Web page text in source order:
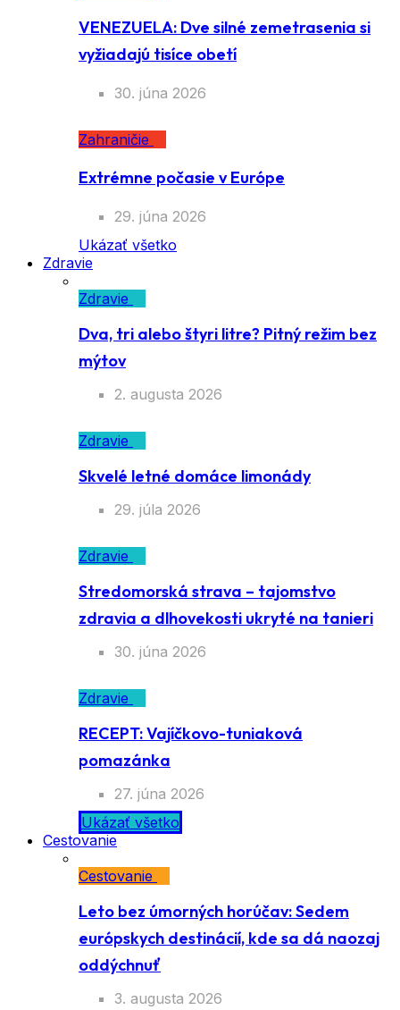
VENEZUELA: Dve silné zemetrasenia si
vyžiadajú tisíce obetí
30. júna 2026
Zahraničie
Extrémne počasie v Európe
29. júna 2026
Ukázať všetko
Zdravie
Zdravie
Dva, tri alebo štyri litre? Pitný režim bez
mýtov
2. augusta 2026
Zdravie
Skvelé letné domáce limonády
29. júla 2026
Zdravie
Stredomorská strava – tajomstvo
zdravia a dlhovekosti ukryté na tanieri
30. júna 2026
Zdravie
RECEPT: Vajíčkovo-tuniaková
pomazánka
27. júna 2026
Ukázať všetko
Cestovanie
Cestovanie
Leto bez úmorných horúčav: Sedem
európskych destinácií, kde sa dá naozaj
oddýchnuť
3. augusta 2026